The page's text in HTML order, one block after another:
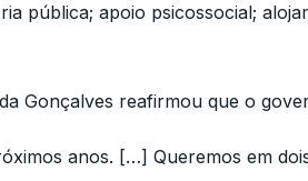
pública; apoio psicossocial;
Gonçalves reafirmou que o
anos. […] Queremos em